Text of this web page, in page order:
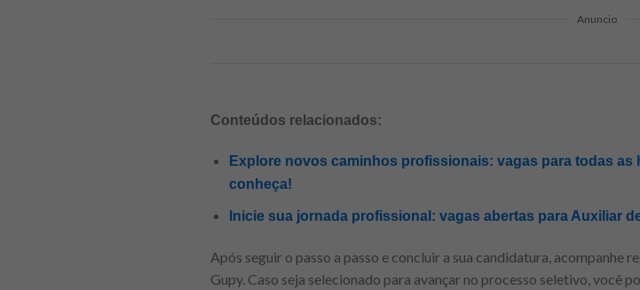
Anuncio
Conteúdos relacionados:
Explore novos caminhos profissionais: vagas para todas
conheça!
Inicie sua jornada profissional: vagas abertas para Auxiliar
Após seguir o passo a passo e concluir a sua candidatura, acompanhe
Gupy. Caso seja selecionado para avançar no processo seletivo, você